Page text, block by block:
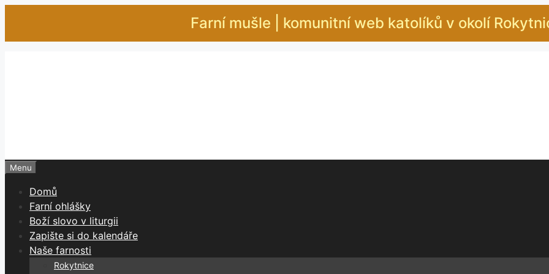
obsah
Farní mušle | komunitní web katolíků v okolí
Menu
Domů
Farní ohlášky
Boží slovo v liturgii
Zapište si do kalendáře
Naše farnosti
Rokytnice